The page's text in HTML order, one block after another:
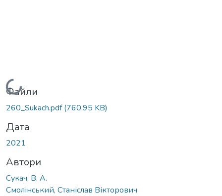
Вантажиться...
Файли
260_Sukach.pdf(760,95 KB)
Дата
2021
Автори
Сукач, В. А.
Смолінський, Станіслав Вікторович